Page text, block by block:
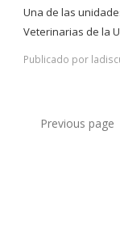
Una de las
Veterinarias de la
Publicado por
Previous page